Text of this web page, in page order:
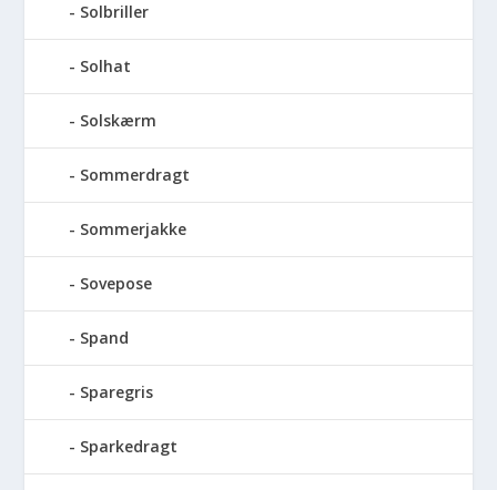
Solbriller
Solhat
Solskærm
Sommerdragt
Sommerjakke
Sovepose
Spand
Sparegris
Sparkedragt